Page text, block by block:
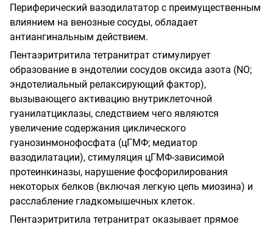
Периферический вазодилататор с преимущественным
влиянием на венозные сосуды, обладает
антиангинальным действием.
Пентаэритритила тетранитрат стимулирует
образование в эндотелии сосудов оксида азота (NO;
эндотелиальный релаксирующий фактор),
вызывающего активацию внутриклеточной
гуанилатциклазы, следствием чего являются
увеличение содержания циклического
гуанозинмонофосфата (цГМФ; медиатор
вазодилатации), стимуляция цГМФ-зависимой
протеинкиназы, нарушение фосфорилирования
некоторых белков (включая легкую цепь миозина) и
расслабление гладкомышечных клеток.
Пентаэритритила тетранитрат оказывает прямое